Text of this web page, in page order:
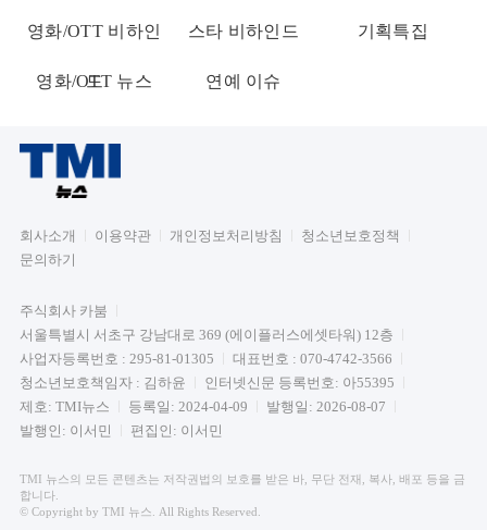
영화/OTT 비하인
드
스타 비하인드 기획특집
영화/OTT 뉴스 연예 이슈
회사소개 이용약관 개인정보처리방침
청소년보호정책
문의하기
주식회사 카붐
서울특별시 서초구 강남대로 369 (에이플러스에셋타워) 12층
사업자등록번호 : 295-81-01305
대표번호 : 070-4742-3566
청소년보호책임자 : 김하윤
인터넷신문 등록번호: 아55395
제호: TMI뉴스
등록일: 2024-04-09
발행일: 2026-08-07
발행인: 이서민
편집인: 이서민
TMI 뉴스의 모든 콘텐츠는 저작권법의 보호를 받은 바, 무단 전재, 복사, 배포 등을 금
합니다.
© Copyright by TMI 뉴스. All Rights Reserved.